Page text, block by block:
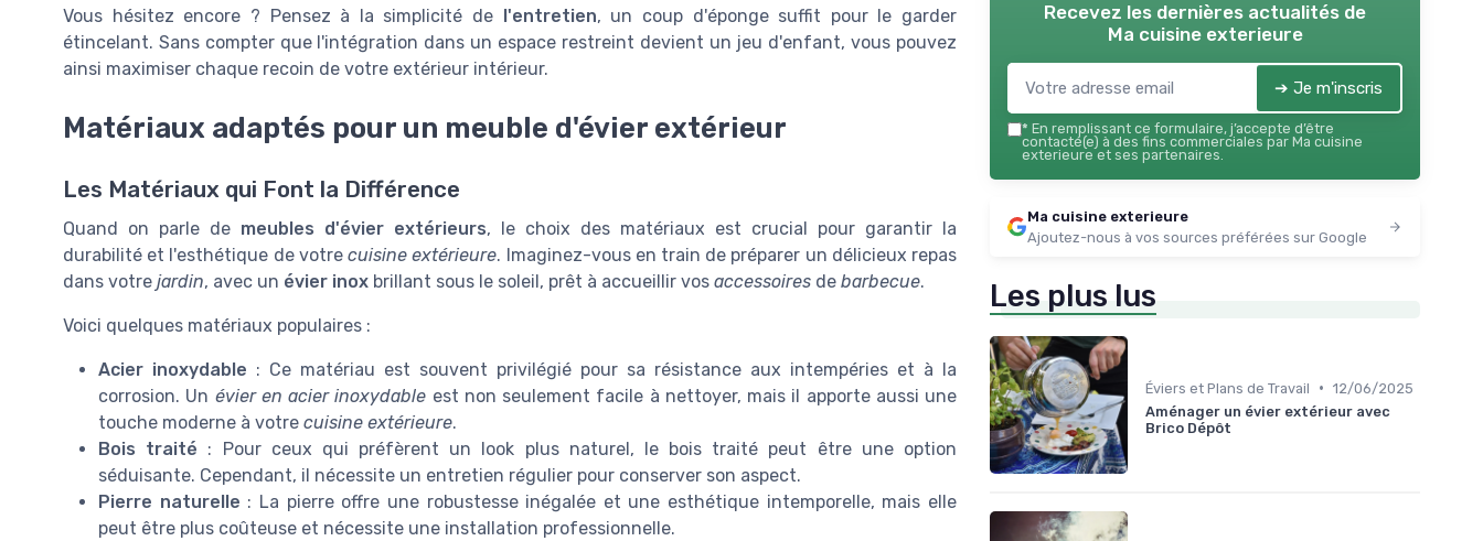
Vous hésitez encore ? Pensez à la simplicité de l'entretien, un coup d'éponge suffit pour le garder
étincelant. Sans compter que l'intégration dans un espace restreint devient un jeu d'enfant, vous pouvez
ainsi maximiser chaque recoin de votre extérieur intérieur.
Matériaux adaptés pour un meuble d'évier extérieur
Les Matériaux qui Font la Différence
Quand on parle de meubles d'évier extérieurs, le choix des matériaux est crucial pour garantir la
durabilité et l'esthétique de votrecuisine extérieure. Imaginez-vous en train de préparer un délicieux repas
dans votre jardin, avec un évier inox brillant sous le soleil, prêt à accueillir vos accessoires de barbecue.
Voici quelques matériaux populaires :
Acier inoxydable : Ce matériau est souvent privilégié pour sa résistance aux intempéries et à la
corrosion. Un évier en acier inoxydable est non seulement facile à nettoyer, mais il apporte aussi une
touche moderne à votre cuisine extérieure.
Bois traité : Pour ceux qui préfèrent un look plus naturel, le bois traité peut être une option
séduisante. Cependant, il nécessite un entretien régulier pour conserver son aspect.
Pierre naturelle : La pierre offre une robustesse inégalée et une esthétique intemporelle, mais elle
peut être plus coûteuse et nécessite une installation professionnelle.
Recevez les dernières actualités de
Ma cuisine exterieure
➔ Je m'inscris
* En remplissant ce formulaire, j’accepte d’être
contacté(e) à des fins commerciales par Ma cuisine
exterieure et ses partenaires.
Ma cuisine exterieure
Ajoutez-nous à vos sources préférées sur Google
Les plus lus
Éviers et Plans de Travail • 12/06/2025
Aménager un évier extérieur avec
Brico Dépôt